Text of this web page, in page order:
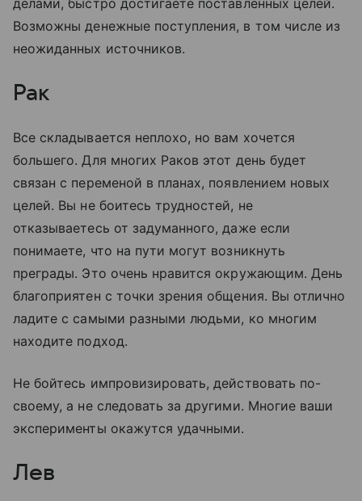
Возможны денежные поступления, в том числе из
неожиданных источников.
Рак
Все складывается неплохо, но вам хочется
большего. Для многих Раков этот день будет
связан с переменой в планах, появлением новых
целей. Вы не боитесь трудностей, не
отказываетесь от задуманного, даже если
понимаете, что на пути могут возникнуть
преграды. Это очень нравится окружающим. День
благоприятен с точки зрения общения. Вы отлично
ладите с самыми разными людьми, ко многим
находите подход.
Не бойтесь импровизировать, действовать по-
своему, а не следовать за другими. Многие ваши
эксперименты окажутся удачными.
Лев